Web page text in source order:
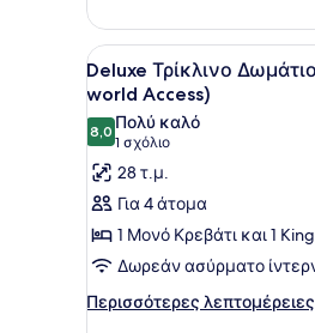
and
sauna
world)
Δωμάτιο
(Double)
(Unlimited
Water
and
sauna
world)
Προβολή
όλων
των
φωτογραφιών
για
Deluxe
Τρίκλινο
Δωμάτιο
(90
min
10
Deluxe Τρίκλινο
world Access)
8,08,0 στα 10
Πολύ καλό
1 σχόλιο
(1
σχόλιο)
28 τ.μ.
Για 4 άτομα
1 Μονό Κρεβάτι και 1
Δωρεάν ασύρματο
Περισσότερες λεπτομέρειες
Περισσότερες